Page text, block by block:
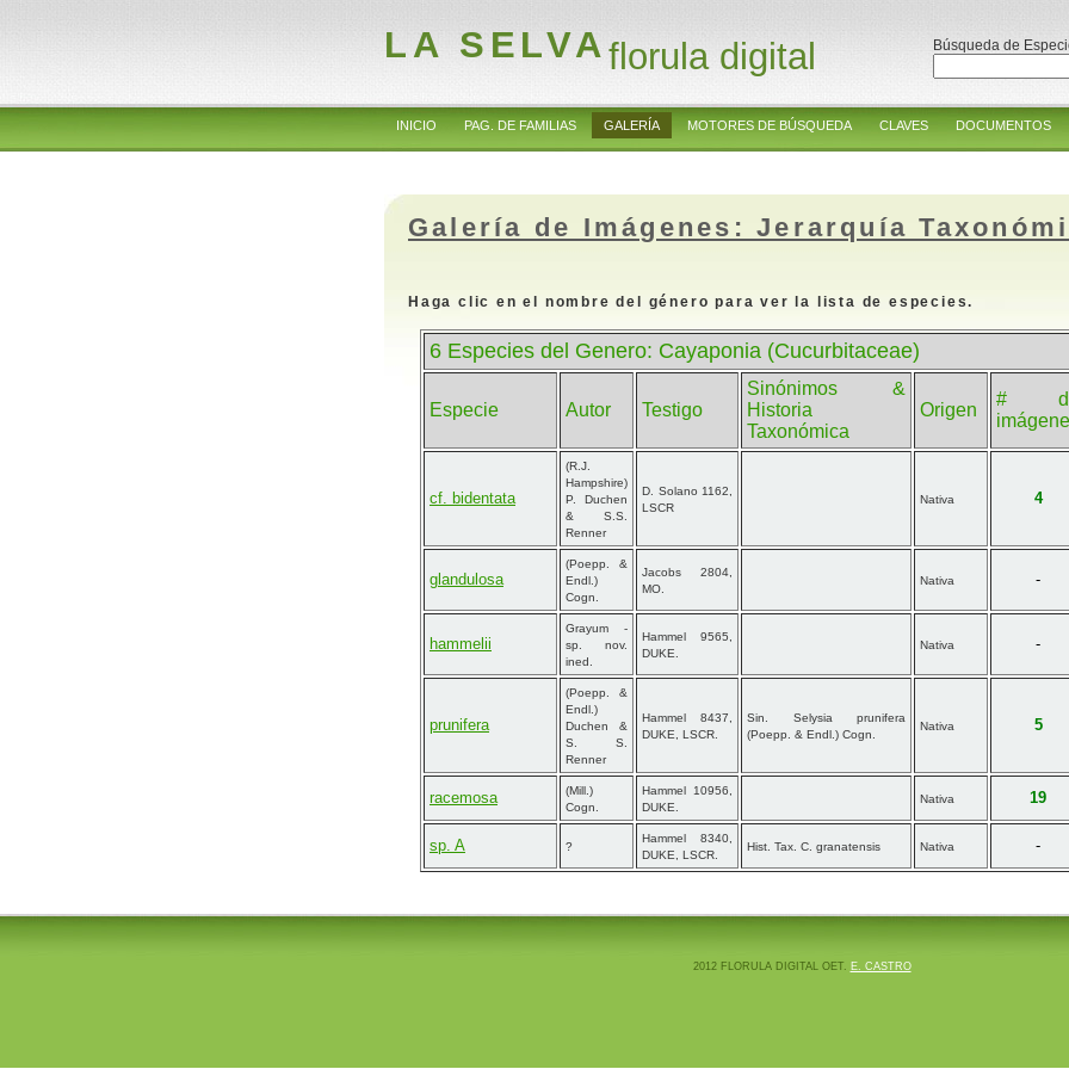
LA SELVAflorula digital Búsqueda de
INICIO PAG. DE FAMILIAS GALERÍA MOTORES DE BÚSQUEDA CLAVES DOCUMENTOS
Galería de Imágenes: Jerarquía
Haga clic en el nombre del género para ver la lista de especies.
6 Especies del Genero: Cayaponia (Cucurbitaceae)
Especie Autor Testigo
Sinónimos &
Historia
Taxonómica
Origen
#
cf. bidentata
(R.J.
Hampshire)
P. Duchen
& S.S.
Renner
D. Solano 1162,
LSCR
Nativa 4
glandulosa
(Poepp. &
Endl.)
Cogn.
Jacobs 2804,
MO.
Nativa -
hammelii
Grayum -
sp. nov.
ined.
Hammel 9565,
DUKE.
Nativa -
prunifera
(Poepp. &
Endl.)
Duchen &
S. S.
Renner
Hammel 8437,
DUKE, LSCR.
Sin. Selysia prunifera
(Poepp. & Endl.) Cogn.
Nativa 5
racemosa
(Mill.)
Cogn.
Hammel 10956,
DUKE.
Nativa 19
sp. A ?
Hammel 8340,
DUKE, LSCR.
Hist. Tax. C. granatensis Nativa -
2012 FLORULA DIGITAL OET. E. CASTRO